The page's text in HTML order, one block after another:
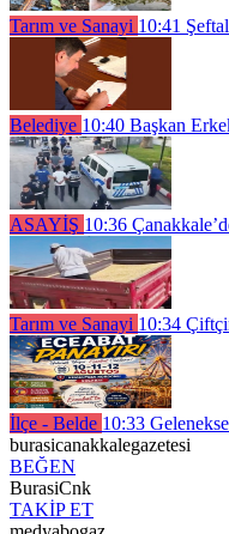
Tarım ve Sanayi 10:41
Belediye 10:40 Başkan
ASAYİŞ 10:36
Tarım ve Sanayi 10:34
İlçe - Belde 10:33
burasicanakkalegazetesi
BEĞEN
BurasiCnk
TAKİP ET